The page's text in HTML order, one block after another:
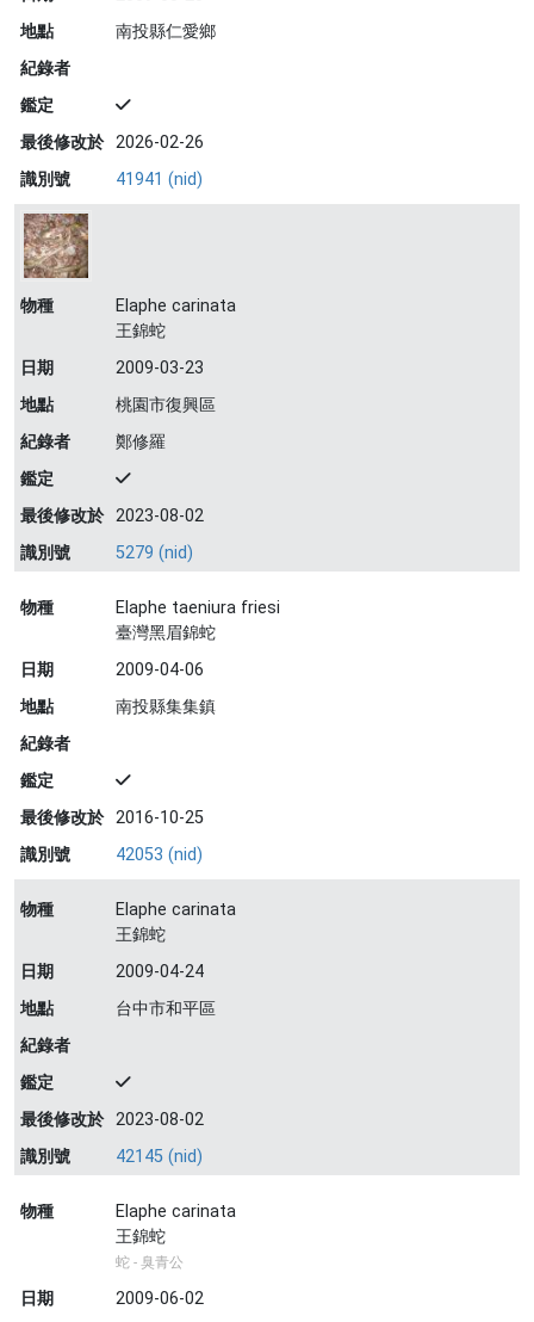
地點
南投縣仁愛鄉
紀錄者
鑑定
最後修改於 2026-02-26
識別號
41941 (nid)
物種
Elaphe carinata
王錦蛇
日期
2009-03-23
地點
桃園市復興區
紀錄者
鄭修羅
鑑定
最後修改於 2023-08-02
識別號
5279 (nid)
物種
Elaphe taeniura friesi
臺灣黑眉錦蛇
日期
2009-04-06
地點
南投縣集集鎮
紀錄者
鑑定
最後修改於 2016-10-25
識別號
42053 (nid)
物種
Elaphe carinata
王錦蛇
日期
2009-04-24
地點
台中市和平區
紀錄者
鑑定
最後修改於 2023-08-02
識別號
42145 (nid)
物種
Elaphe carinata
王錦蛇
蛇 - 臭青公
日期 2009-06-02